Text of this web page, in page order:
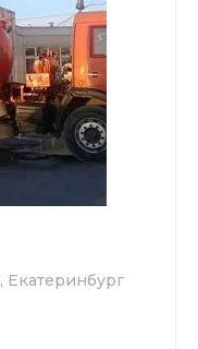
, Екатеринбург